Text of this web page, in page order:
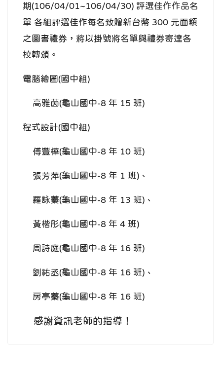
期(106/04/01~106/04/30) 評選佳作作品名
單 各組評選佳作每名致贈新台幣 300 元面額
之圖書禮券，將以掛號將名單與禮券寄達各
校轉頒。
電腦繪圖(國中組)
高雅茵(龜山國中-8 年 15 班)
程式設計(國中組)
傅豐樺(龜山國中-8 年 10 班)
張芳萍(龜山國中-8 年 1 班)、
羅詠蓁(龜山國中-8 年 13 班)、
黃楷彤(龜山國中-8 年 4 班)
周詩庭(龜山國中-8 年 16 班)
劉祐丞(龜山國中-8 年 16 班)、
房亭蓁(龜山國中-8 年 16 班)
感謝資訊老師的指導！